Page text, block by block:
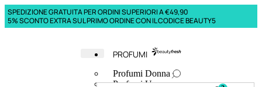
SPEDIZIONE GRATUITA PER ORDINI SUPERIORI A €49,90
5% SCONTO EXTRA SUL PRIMO ORDINE CON IL CODICE BEAUTY5
PROFUMI
Profumi Donna
Profumi Uomo